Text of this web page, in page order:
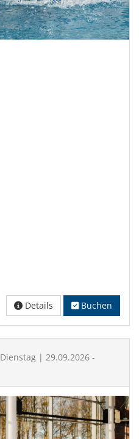
Details Buchen
Dienstag | 29.09.2026 -